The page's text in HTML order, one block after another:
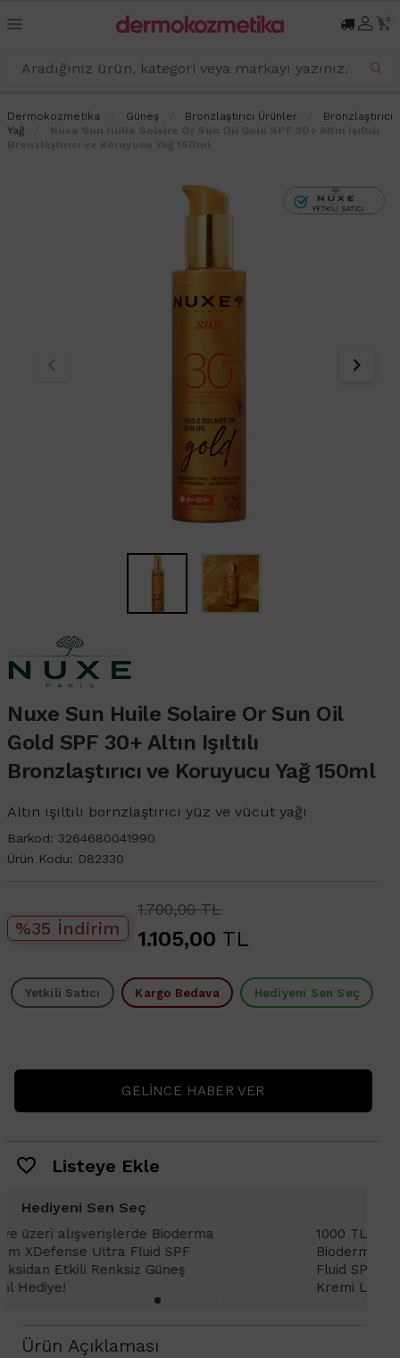
0
Dermokozmetika Güneş Bronzlaştırıcı Ürünler
Bronzlaştırıcı
Yağ
Nuxe Sun Huile Solaire Or Sun Oil
Gold SPF 30+ Altın Işıltılı
Bronzlaştırıcı ve Koruyucu Yağ 150ml
Altın ışıltılı bornzlaştırıcı yüz ve vücut yağı
Barkod: 3264680041990
Ürün Kodu: D82330
%35 İndirim
1.700,00 TL
1.105,00 TL
Yetkili Satıcı Kargo Bedava Hediyeni Sen Seç
GELINCE HABER VER
Listeye Ekle
Hediyeni Sen Seç
1000 TL ve üzeri alışverişlerinizde
Bioderma Photoderm XDefense Ultra
Fluid SPF 50+ Antioksidan Renkli Güneş
Kremi Light 2ml hediye!
Ürün Açıklaması